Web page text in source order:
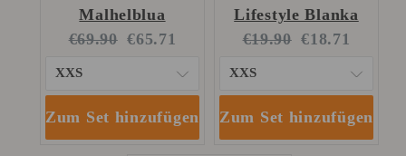
Malhelblua
Original
€69.90 Current
€65.71
Zum Set hinzufügen
Lifestyle Blanka
Original
€19.90 Current
€18.71
Zum Set hinzufügen